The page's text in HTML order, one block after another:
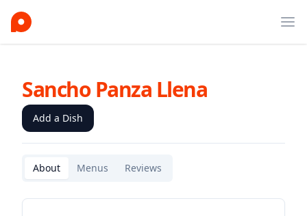
Sancho Panza Llena
Add a Dish
About Menus Reviews